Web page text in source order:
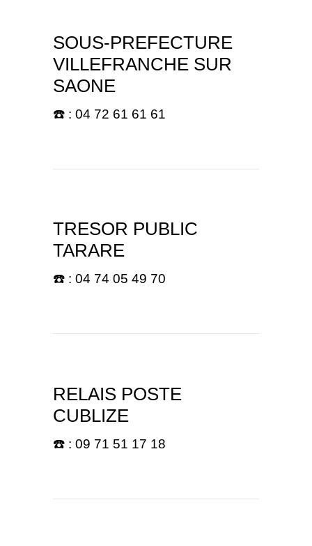
SOUS-PREFECTURE
VILLEFRANCHE SUR
SAONE
☎️ : 04 72 61 61 61
TRESOR PUBLIC
TARARE
☎️ : 04 74 05 49 70
RELAIS POSTE
CUBLIZE
☎️ : 09 71 51 17 18